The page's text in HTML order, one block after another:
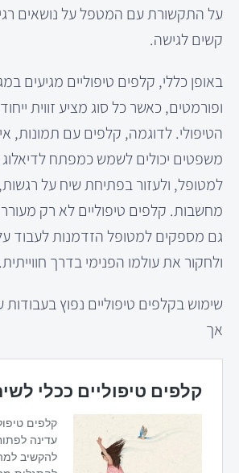
על התקשורת עם המטפל על נושאים
קשים לגישה.
באופן כללי, קלפים טיפוליים מגיעים
ופורמטים, כאשר כל סוג מציע זווית
הטיפולי. לדוגמה, קלפים עם תמונות,
משפטים יכולים לשמש כמפתח
למטופל, ולעזור בפתיחת שיח על רגשות,
מחשבות. קלפים טיפוליים לא רק
גם מספקים למטופל הזדמנות לעבוד
ולחקור את עולמו הפנימי בדרך חווייתית.
שימוש בקלפים טיפוליים נפוץ בעבודות
אך